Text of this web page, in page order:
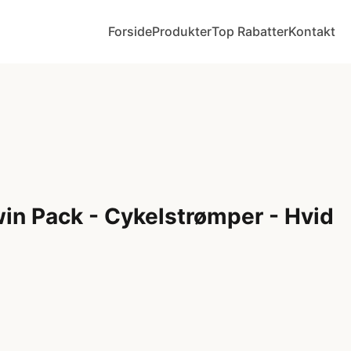
ForsideProdukterTop RabatterKontakt
Pack - Cykelstrømper - Hvid